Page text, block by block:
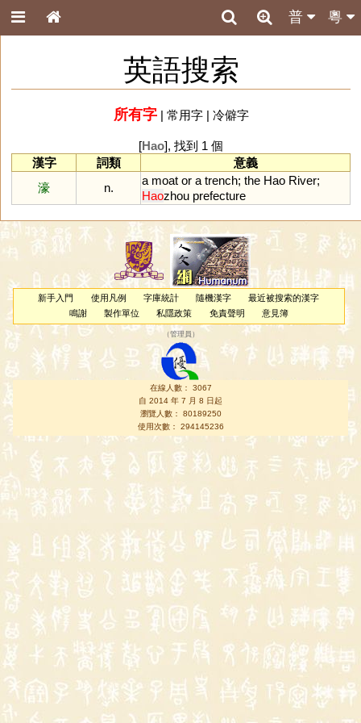
粵
普
英語搜索
所有字| 常用字| 冷僻字
[Hao], 找到 1 個
漢字
詞類
意義
濠
n.
a moat or a trench; the Hao River;
Haozhou prefecture
新手入門 使用凡例 字庫統計 隨機漢字
最近被搜索的漢字
鳴謝
製作單位 私隱政策 免責聲明 意見簿
（管理員 ）
在線人數： 3067
自 2014 年 7 月 8 日起
瀏覽人數： 80189250
使用次數： 294145236